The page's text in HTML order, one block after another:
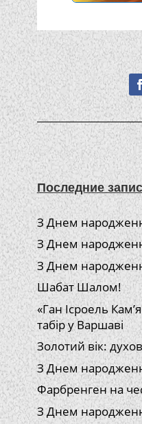
Последние
З Днем
З Днем
З Днем
Шабат Шалом!
«Ган Ісроель
табір у Варшаві
Золотий вік:
З Днем
Фарбренген на
З Днем